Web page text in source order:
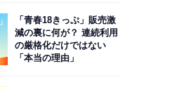
「青春18きっぷ」販売激
減の裏に何が？ 連続利用
の厳格化だけではない
「本当の理由」